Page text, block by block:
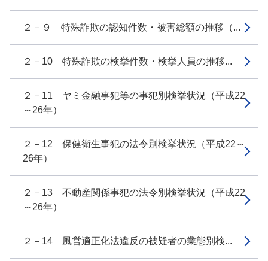
２－９ 特殊詐欺の認知件数・被害総額の推移（...
２－10 特殊詐欺の検挙件数・検挙人員の推移...
２－11 ヤミ金融事犯等の事犯別検挙状況（平成22
～26年）
２－12 保健衛生事犯の法令別検挙状況（平成22～
26年）
２－13 不動産関係事犯の法令別検挙状況（平成22
～26年）
２－14 風営適正化法違反の被疑者の業態別検...